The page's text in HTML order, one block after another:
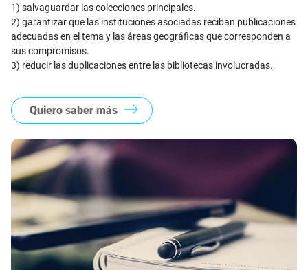
1) salvaguardar las colecciones principales.
2) garantizar que las instituciones asociadas reciban publicaciones
adecuadas en el tema y las áreas geográficas que corresponden a
sus compromisos.
3) reducir las duplicaciones entre las bibliotecas involucradas.
Quiero saber más